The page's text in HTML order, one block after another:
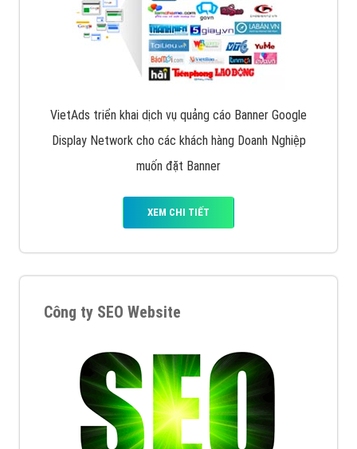
VietAds triển khai dịch vụ quảng cáo Banner Google
Display Network cho các khách hàng Doanh Nghiệp
muốn đặt Banner
XEM CHI TIẾT
Công ty SEO Website